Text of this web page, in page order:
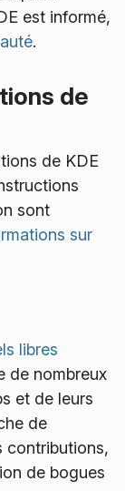
est informé,
.
de
de KDE
sont
sur
libres
de nombreux
et de leurs
de
contributions,
de bogues